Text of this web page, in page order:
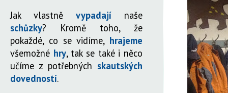
Jak vlastně vypadají
naše
schůzky? Kromě toho, že
pokaždé, co se vidíme, hrajeme
všemožné hry, tak se také i něco
učíme z potřebných skautských
dovedností.